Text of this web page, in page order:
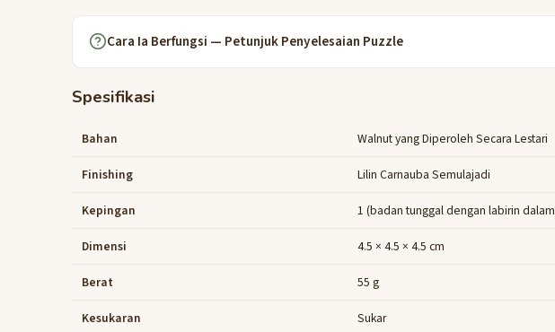
Cara Ia Berfungsi — Petunjuk Penyelesaian Puzzle
Spesifikasi
Bahan Walnut yang Diperoleh Secara Lestari
Finishing Lilin Carnauba Semulajadi
Kepingan 1 (badan tunggal dengan labirin
Dimensi 4.5 × 4.5 × 4.5 cm
Berat 55 g
Kesukaran Sukar